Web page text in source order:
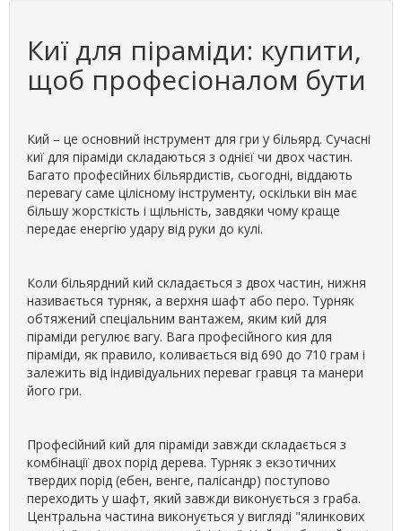
Киї для піраміди: купити,
щоб професіоналом бути
Кий – це основний інструмент для гри у більярд. Сучасні
киї для піраміди складаються з однієї чи двох частин.
Багато професійних більярдистів, сьогодні, віддають
перевагу саме цілісному інструменту, оскільки він має
більшу жорсткість і щільність, завдяки чому краще
передає енергію удару від руки до кулі.
Коли більярдний кий складається з двох частин, нижня
називається турняк, а верхня шафт або перо. Турняк
обтяжений спеціальним вантажем, яким кий для
піраміди регулює вагу. Вага професійного кия для
піраміди, як правило, коливається від 690 до 710 грам і
залежить від індивідуальних переваг гравця та манери
його гри.
Професійний кий для піраміди завжди складається з
комбінації двох порід дерева. Турняк з екзотичних
твердих порід (ебен, венге, палісандр) поступово
переходить у шафт, який завжди виконується з граба.
Центральна частина виконується у вигляді "ялинкових